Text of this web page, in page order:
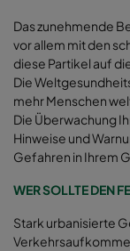
Das zunehmende
vor allem mit den
diese Partikel auf
Die
mehr Menschen
Die Überwachung
Hinweise und
Gefahren in Ihrem
WER SOLLTE DEN
Stark urbanisierte